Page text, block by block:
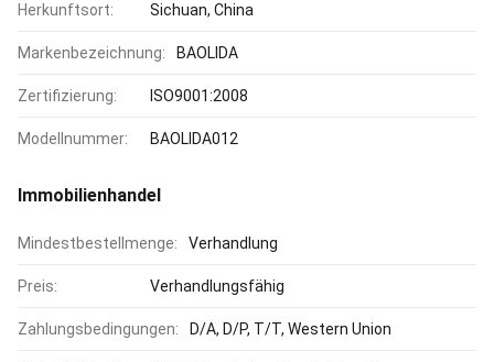
Herkunftsort: Sichuan, China
Markenbezeichnung: BAOLIDA
Zertifizierung: ISO9001:2008
Modellnummer: BAOLIDA012
Immobilienhandel
Mindestbestellmenge: Verhandlung
Preis: Verhandlungsfähig
Zahlungsbedingungen: D/A, D/P, T/T, Western Union